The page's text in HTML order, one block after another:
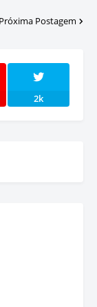
Próxima Postagem
2k